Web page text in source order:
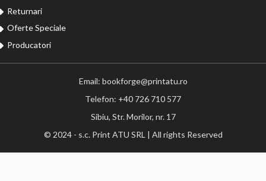
Returnari
Oferte Speciale
Producatori
Email: bookforge@printatu.ro
Telefon: +40 726 710 577
Sibiu, Str. Morilor, nr. 17
© 2024 - s.c. Print ATU SRL | All rights Reserved